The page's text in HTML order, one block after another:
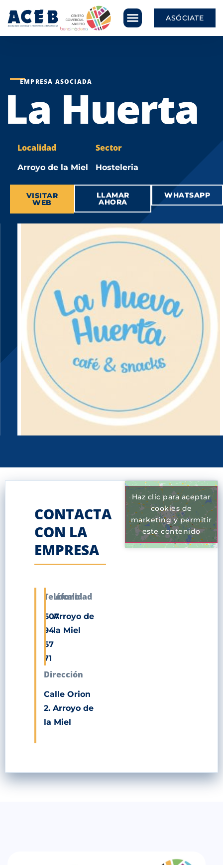
ASÓCIATE
EMPRESA ASOCIADA
La Huerta
Localidad
Arroyo de la Miel
Sector
Hosteleria
VISITAR
WEB
LLAMAR
AHORA
WHATSAPP
CONTACTA
CON LA
EMPRESA
Teléfono
607
94
67
71
Localidad
Arroyo de
la Miel
Dirección
Calle Orion
2. Arroyo de
la Miel
Haz clic para aceptar
cookies de
marketing y permitir
este contenido